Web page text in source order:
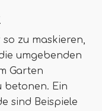
zu maskieren,
umgebenden
Garten
betonen. Ein
sind Beispiele